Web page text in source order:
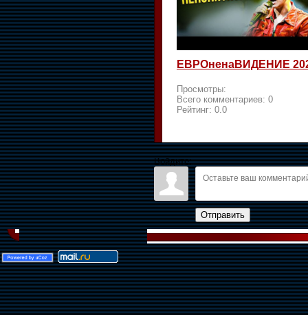
ЕВРОненаВИДЕНИЕ
Просмотры:
Всего комментариев: 0
Рейтинг: 0.0
Войдите:
Отправить